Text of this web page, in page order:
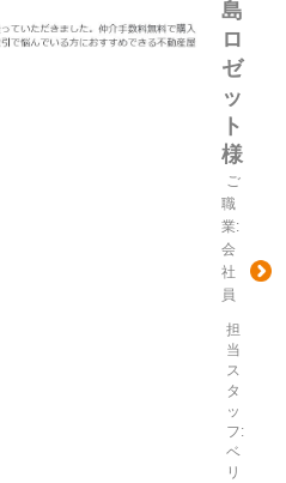
島
ロ
ゼ
ッ
ト
様
ご
職
業:
会
社
員
担
当
ス
タ
ッ
フ:
ベ
リ